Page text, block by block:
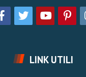
LINK UTILI